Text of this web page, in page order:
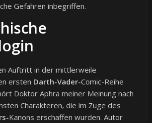
Gefahren inbegriffen.
Auftritt in der mittlerweile
ersten Darth-Vader-Comic-Reihe
Doktor Aphra meiner Meinung nach
Charakteren, die im Zuge des
Kanons erschaffen wurden. Autor